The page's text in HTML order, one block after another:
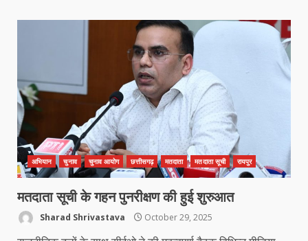
अभियान चुनाव चुनाव आयोग छत्तीसगढ़ मतदाता मतदाता सूची रायपुर
मतदाता सूची के गहन पुनरीक्षण की हुई शुरुआत
Sharad Shrivastava October 29, 2025
3
कांग्रेस ने किया नगर एवं ग्राम निवेश
कार्यालय का घेराव
March 24, 2026